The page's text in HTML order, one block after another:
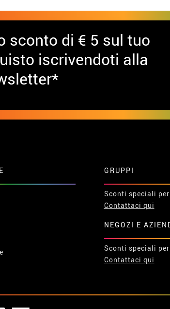
sconto di € 5 sul tuo
iscrivendoti alla
GRUPPI
Sconti speciali per
Contattaci qui
NEGOZI E
Sconti speciali per
Contattaci qui